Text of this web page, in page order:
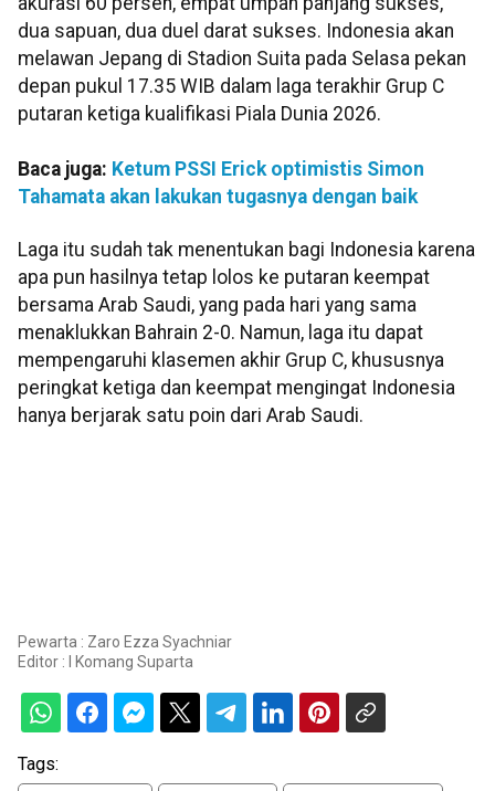
dua sapuan, dua duel darat sukses. Indonesia akan
melawan Jepang di Stadion Suita pada Selasa pekan
depan pukul 17.35 WIB dalam laga terakhir Grup C
putaran ketiga kualifikasi Piala Dunia 2026.
Baca juga: Ketum PSSI Erick optimistis Simon
Tahamata akan lakukan tugasnya dengan baik
Laga itu sudah tak menentukan bagi Indonesia karena
apa pun hasilnya tetap lolos ke putaran keempat
bersama Arab Saudi, yang pada hari yang sama
menaklukkan Bahrain 2-0. Namun, laga itu dapat
mempengaruhi klasemen akhir Grup C, khususnya
peringkat ketiga dan keempat mengingat Indonesia
hanya berjarak satu poin dari Arab Saudi.
Pewarta : Zaro Ezza Syachniar
Editor :
I Komang Suparta
Tags: